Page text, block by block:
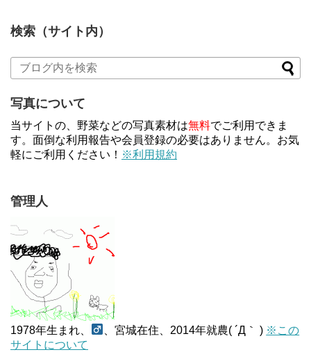
検索（サイト内）
写真について
当サイトの、野菜などの写真素材は無料でご利用できま
す。面倒な利用報告や会員登録の必要はありません。お気
軽にご利用ください！ ※利用規約
管理人
1978年生まれ、 、宮城在住、2014年就農( ´Д｀ ) ※この
サイトについて